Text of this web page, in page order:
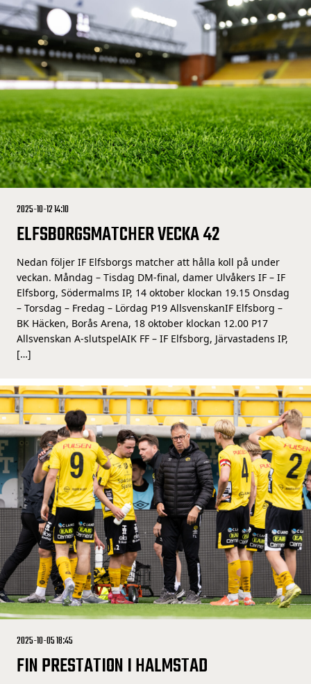
2025-10-12 14:10
ELFSBORGSMATCHER VECKA 42
Nedan följer IF Elfsborgs matcher att hålla koll på under
veckan. Måndag – Tisdag DM-final, damer Ulvåkers IF – IF
Elfsborg, Södermalms IP, 14 oktober klockan 19.15 Onsdag
– Torsdag – Fredag – Lördag P19 AllsvenskanIF Elfsborg –
BK Häcken, Borås Arena, 18 oktober klockan 12.00 P17
Allsvenskan A-slutspelAIK FF – IF Elfsborg, Järvastadens IP,
[…]
2025-10-05 18:45
FIN PRESTATION I HALMSTAD